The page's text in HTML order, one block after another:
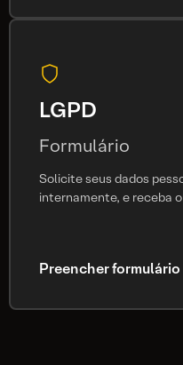
LGPD
Formulário
Solicite seus dados
internamente, e receba
Preencher formulário